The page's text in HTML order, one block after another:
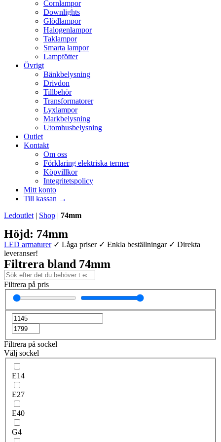
Cornlampor
Downlights
Glödlampor
Halogenlampor
Taklampor
Smarta lampor
Lampfötter
Övrigt
Bänkbelysning
Drivdon
Tillbehör
Transformatorer
Lyxlampor
Markbelysning
Utomhusbelysning
Outlet
Kontakt
Om oss
Förklaring elektriska termer
Köpvillkor
Integritetspolicy
Mitt konto
Till kassan →
Ledoutlet | Shop | 74mm
Höjd: 74mm
LED armaturer✓ Låga priser ✓ Enkla beställningar ✓ Direkta
leveranser!
Filtrera bland 74mm
Filtrera på pris
Filtrera på sockel
Välj sockel
E14
E27
E40
G4